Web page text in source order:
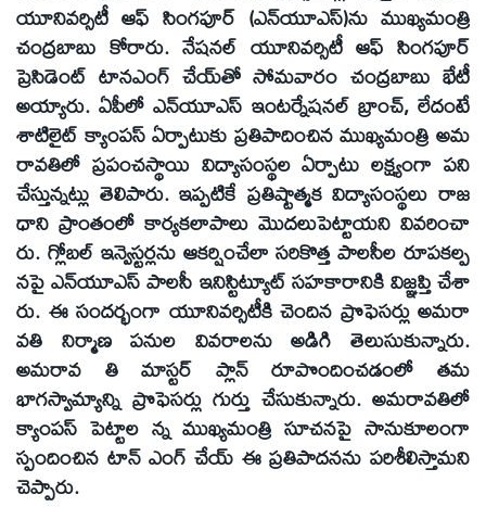
యూనివర్సిటీ ఆఫ్ సింగపూర్ (ఎన్‌యూఎస్)ను ముఖ్యమంత్రి
చంద్రబాబు కోరారు. నేషనల్ యూనివర్సిటీ ఆఫ్ సింగపూర్
ప్రెసిడెంట్ టానఎంగ్ చేయ్‌తో సోమవారం చంద్రబాబు భేటీ
అయ్యారు. ఏపీలో ఎన్‌యూఎస్ ఇంటర్నేషనల్ బ్రాంచ్, లేదంటే
శాటిలైట్ క్యాంపస్ ఏర్పాటుకు ప్రతిపాదించిన ముఖ్యమంత్రి అమ
రావతిలో ప్రపంచస్థాయి విద్యాసంస్థల ఏర్పాటు లక్ష్యంగా పని
చేస్తున్నట్లు తెలిపారు. ఇప్పటికే ప్రతిష్టాత్మక విద్యాసంస్థలు రాజ
ధాని ప్రాంతంలో కార్యకలాపాలు మొదలుపెట్టాయని వివరించా
రు. గ్లోబల్ ఇన్వెస్టర్లను ఆకర్షించేలా సరికొత్త పాలసీల రూపకల్ప
నపై ఎన్‌యూఎస్ పాలసీ ఇనిస్టిట్యూట్ సహకారానికి విజ్ఞప్తి చేశా
రు. ఈ సందర్భంగా యూనివర్సిటీకి చెందిన ప్రొఫెసర్లు అమరా
వతి నిర్మాణ పనుల వివరాలను అడిగి తెలుసుకున్నారు.
అమరావ తి మాస్టర్ ప్లాన్ రూపొందించడంలో తమ
భాగస్వామ్యాన్ని ప్రొఫెసర్లు గుర్తు చేసుకున్నారు. అమరావతిలో
క్యాంపస్ పెట్టాల న్న ముఖ్యమంత్రి సూచనపై సానుకూలంగా
స్పందించిన టాన్ ఎంగ్ చేయ్ ఈ ప్రతిపాదనను పరిశీలిస్తామని
చెప్పారు.